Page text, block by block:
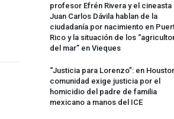
profesor Efrén Rivera y el cineasta
Juan Carlos Dávila hablan de la
ciudadanía por nacimiento en
Rico y la situación de los
del mar” en Vieques
“Justicia para Lorenzo”: en
comunidad exige justicia por el
homicidio del padre de familia
mexicano a manos del ICE